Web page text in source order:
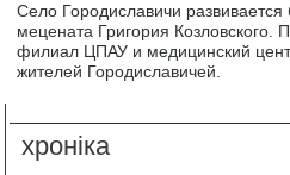
Село Городиславичи
мецената Григория Козловского.
филиал ЦПАУ и медицинский
жителей Городиславичей.
хроніка